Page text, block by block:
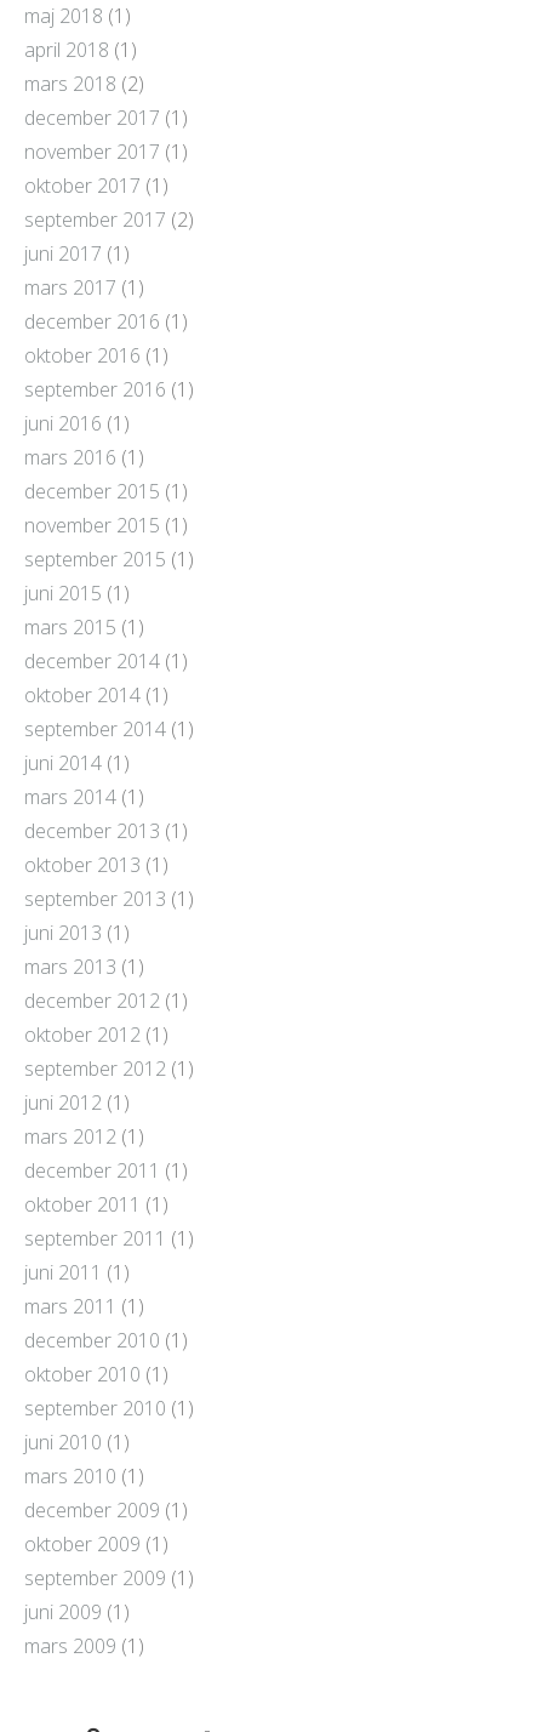
maj 2018 (1)
april 2018 (1)
mars 2018 (2)
december 2017 (1)
november 2017 (1)
oktober 2017 (1)
september 2017 (2)
juni 2017 (1)
mars 2017 (1)
december 2016 (1)
oktober 2016 (1)
september 2016 (1)
juni 2016 (1)
mars 2016 (1)
december 2015 (1)
november 2015 (1)
september 2015 (1)
juni 2015 (1)
mars 2015 (1)
december 2014 (1)
oktober 2014 (1)
september 2014 (1)
juni 2014 (1)
mars 2014 (1)
december 2013 (1)
oktober 2013 (1)
september 2013 (1)
juni 2013 (1)
mars 2013 (1)
december 2012 (1)
oktober 2012 (1)
september 2012 (1)
juni 2012 (1)
mars 2012 (1)
december 2011 (1)
oktober 2011 (1)
september 2011 (1)
juni 2011 (1)
mars 2011 (1)
december 2010 (1)
oktober 2010 (1)
september 2010 (1)
juni 2010 (1)
mars 2010 (1)
december 2009 (1)
oktober 2009 (1)
september 2009 (1)
juni 2009 (1)
mars 2009 (1)